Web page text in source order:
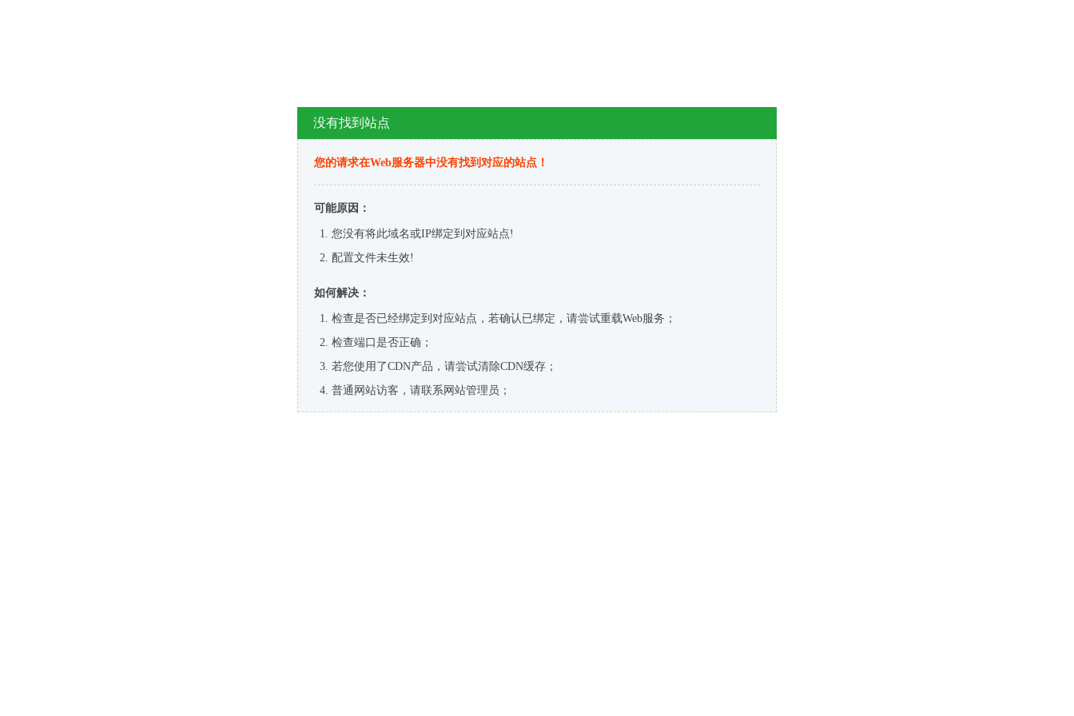
没有找到站点
您的请求在Web服务器中没有找到对应的站点！
可能原因：
您没有将此域名或IP绑定到对应站点!
配置文件未生效!
如何解决：
检查是否已经绑定到对应站点，若确认已绑定，请尝试重载Web服务；
检查端口是否正确；
若您使用了CDN产品，请尝试清除CDN缓存；
普通网站访客，请联系网站管理员；